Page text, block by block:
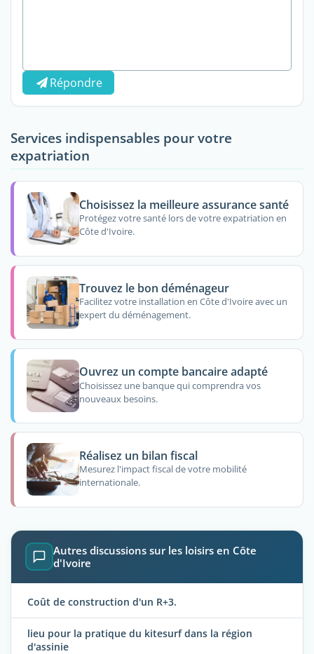
Répondre
Services indispensables pour votre
expatriation
Choisissez la meilleure assurance santé
Protégez votre santé lors de votre expatriation en
Côte d'Ivoire.
Trouvez le bon déménageur
Facilitez votre installation en Côte d'Ivoire avec un
expert du déménagement.
Ouvrez un compte bancaire adapté
Choisissez une banque qui comprendra vos
nouveaux besoins.
Réalisez un bilan fiscal
Mesurez l'impact fiscal de votre mobilité
internationale.
Autres discussions sur les loisirs en Côte
d'Ivoire
Coût de construction d'un R+3.
lieu pour la pratique du kitesurf dans la région
d'assinie